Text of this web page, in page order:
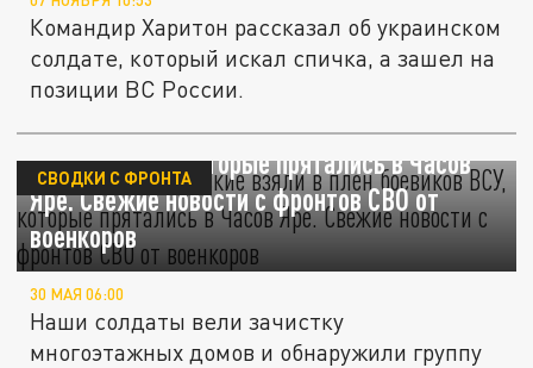
Командир Харитон рассказал об украинском
солдате, который искал спичка, а зашел на
позиции ВС России.
Бросили свои. Русские взяли в плен
боевиков ВСУ, которые прятались в Часов
Яре. Свежие новости с фронтов СВО от
военкоров
СВОДКИ С ФРОНТА
30 МАЯ 06:00
Наши солдаты вели зачистку
многоэтажных домов и обнаружили группу